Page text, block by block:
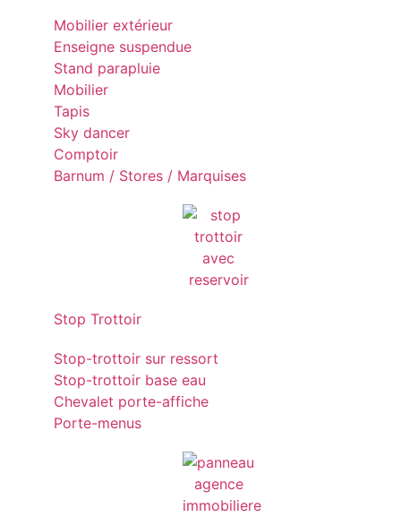
Mobilier extérieur
Enseigne suspendue
Stand parapluie
Mobilier
Tapis
Sky dancer
Comptoir
Barnum / Stores / Marquises
Stop Trottoir
Stop-trottoir sur ressort
Stop-trottoir base eau
Chevalet porte-affiche
Porte-menus